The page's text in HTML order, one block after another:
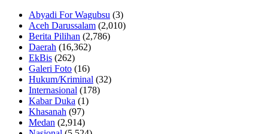
Abyadi For Wagubsu (3)
Aceh Darussalam (2,010)
Berita Pilihan (2,786)
Daerah (16,362)
EkBis (262)
Galeri Foto (16)
Hukum/Kriminal (32)
Internasional (178)
Kabar Duka (1)
Khasanah (97)
Medan (2,914)